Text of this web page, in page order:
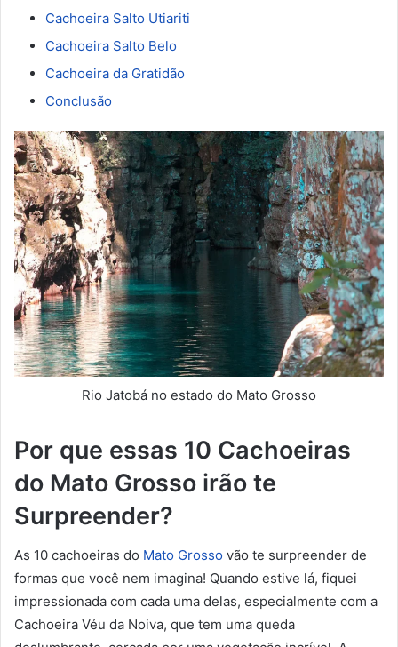
Cachoeira Salto Utiariti
Cachoeira Salto Belo
Cachoeira da Gratidão
Conclusão
Rio Jatobá no estado do Mato Grosso
Por que essas 10 Cachoeiras
do Mato Grosso irão te
Surpreender?
As 10 cachoeiras do Mato Grosso vão te surpreender de
formas que você nem imagina! Quando estive lá, fiquei
impressionada com cada uma delas, especialmente com a
Cachoeira Véu da Noiva, que tem uma queda